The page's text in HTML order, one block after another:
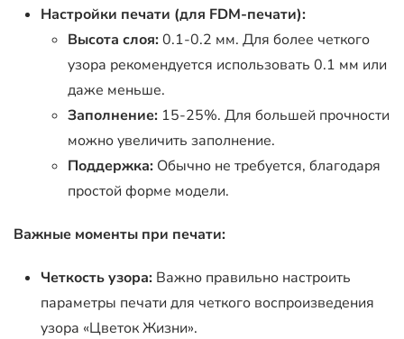
Настройки печати (для FDM-печати):
Высота слоя:0.1-0.2 мм. Для более четкого
узора рекомендуется использовать 0.1 мм или
даже меньше.
Заполнение: 15-25%. Для большей прочности
можно увеличить заполнение.
Поддержка: Обычно не требуется, благодаря
простой форме модели.
Важные моменты при печати:
Четкость узора: Важно правильно настроить
параметры печати для четкого воспроизведения
узора «Цветок Жизни».